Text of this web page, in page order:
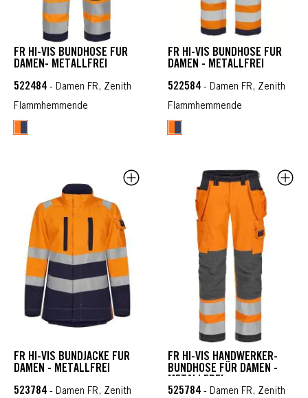
FR HI-VIS BUNDHOSE FÜR
DAMEN- METALLFREI
522484 - Damen FR, Zenith
Flammhemmende
FR HI-VIS BUNDHOSE FÜR
DAMEN - METALLFREI
522584 - Damen FR, Zenith
Flammhemmende
FR HI-VIS BUNDJACKE FÜR
DAMEN - METALLFREI
523784 - Damen FR, Zenith
FR HI-VIS HANDWERKER-
BUNDHOSE FÜR DAMEN -
525784 - Damen FR, Zenith